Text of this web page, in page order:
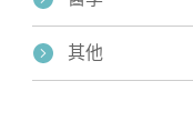
其他